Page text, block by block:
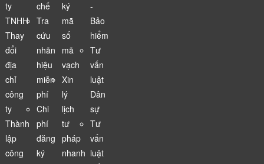
ty
TNHH
Thay
đổi
địa
chỉ
công
ty
Thành
lập
công
chế
Tra
cứu
nhãn
hiệu
miễn
phí
Chi
phí
đăng
ký
ký
mã
số
mã
vạch
Xin
lý
lịch
tư
pháp
nhanh
-
Bảo
hiểm
Tư
vấn
luật
Dân
sự
Tư
vấn
luật